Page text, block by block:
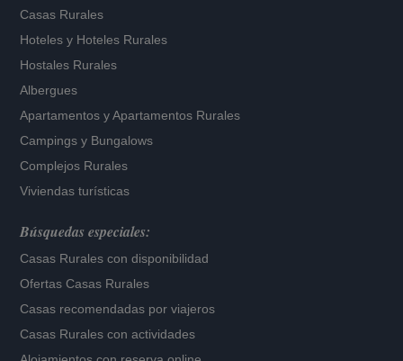
Casas Rurales
Hoteles y Hoteles Rurales
Hostales Rurales
Albergues
Apartamentos yApartamentos Rurales
Campings y Bungalows
Complejos Rurales
Viviendas turísticas
Búsquedas especiales:
Casas Rurales con disponibilidad
Ofertas Casas Rurales
Casas recomendadas por viajeros
Casas Rurales con actividades